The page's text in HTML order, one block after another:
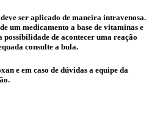
ser aplicado de maneira intravenosa.
um medicamento a base de vitaminas e
de acontecer uma reação
consulte a bula.
e em caso de dúvidas a equipe da